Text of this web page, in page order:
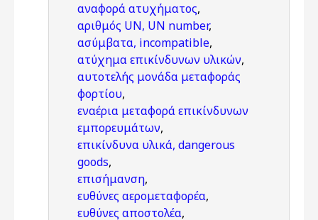
αναφορά ατυχήματος,
αριθμός UN, UN number,
ασύμβατα, incompatible,
ατύχημα επικίνδυνων υλικών,
αυτοτελής μονάδα μεταφοράς
φορτίου,
εναέρια μεταφορά επικίνδυνων
εμπορευμάτων,
επικίνδυνα υλικά, dangerous
goods,
επισήμανση,
ευθύνες αερομεταφορέα,
ευθύνες αποστολέα,